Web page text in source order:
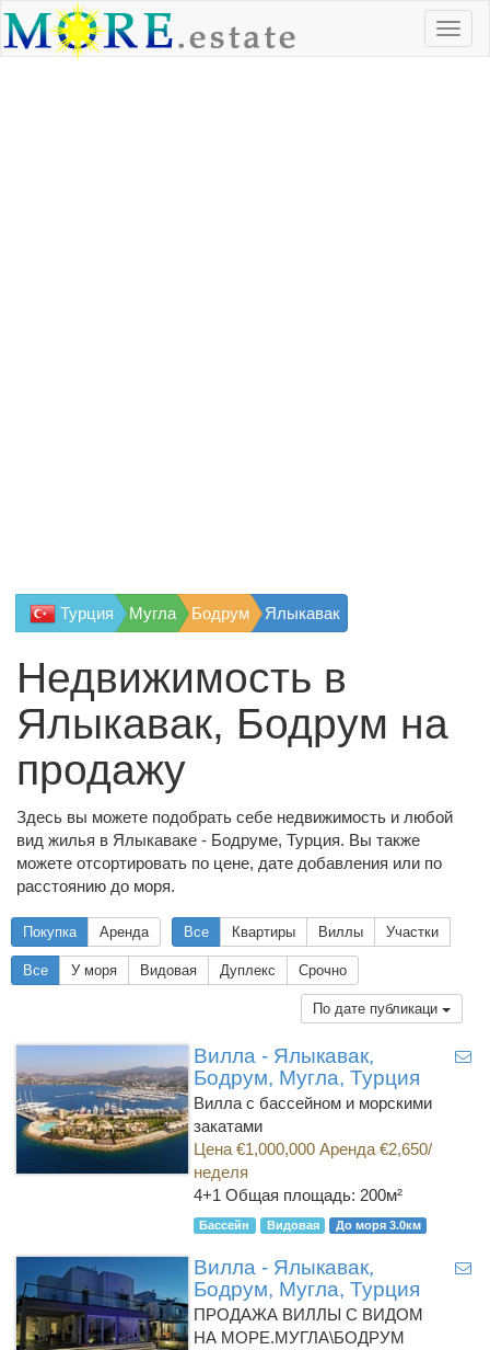
Турция Мугла Бодрум Ялыкавак
Недвижимость в
Ялыкавак, Бодрум на
продажу
Здесь вы можете подобрать себе недвижимость и любой
вид жилья в Ялыкаваке - Бодруме, Турция. Вы также
можете отсортировать по цене, дате добавления или по
расстоянию до моря.
Покупка Аренда Все Квартиры Виллы Участки
Все У моря Видовая Дуплекс Срочно
По дате публикаци
Вилла - Ялыкавак,
Бодрум, Мугла, Турция
Вилла с бассейном и морскими
закатами
Цена €1,000,000 Аренда €2,650/
неделя
4+1 Общая площадь: 200м²
Бассейн Видовая До моря 3.0км
Вилла - Ялыкавак,
Бодрум, Мугла, Турция
ПРОДАЖА ВИЛЛЫ С ВИДОМ
НА МОРЕ.МУГЛА\БОДРУМ